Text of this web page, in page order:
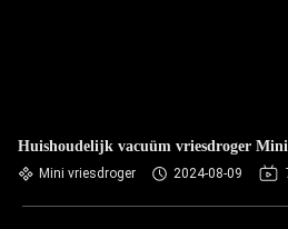
Mini vriesdroger 2024-08-09